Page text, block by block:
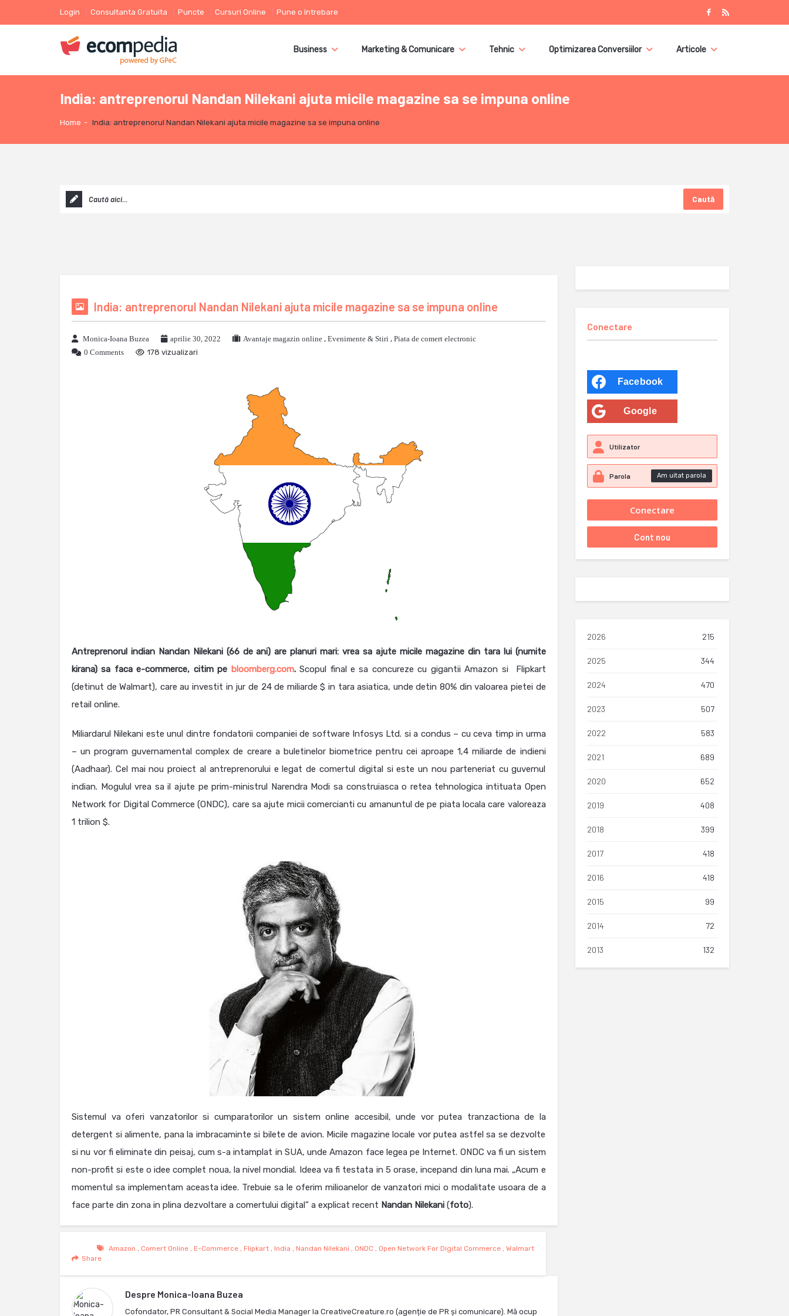
Login Consultanta Gratuita Puncte Cursuri Online Pune o întrebare
Business Marketing & Comunicare Tehnic Optimizarea Conversiilor Articole
India: antreprenorul Nandan Nilekani ajuta micile magazine sa se impuna online
Home - India: antreprenorul Nandan Nilekani ajuta micile magazine sa se impuna online
Caută
India: antreprenorul Nandan Nilekani ajuta micile magazine sa se impuna online
Monica-Ioana Buzea aprilie 30, 2022 Avantaje magazin online , Evenimente & Stiri , Piata de comert electronic
0 Comments
178 vizualizari
Antreprenorul indian Nandan Nilekani (66 de ani) are planuri mari: vrea sa ajute micile magazine din tara lui (numite
kirana) sa faca e-commerce, citim pe bloomberg.com.Scopul final e sa concureze cu gigantii Amazon si Flipkart
(detinut de Walmart), care au investit in jur de 24 de miliarde $ in tara asiatica, unde detin 80% din valoarea pietei de
retail online.
Miliardarul Nilekani este unul dintre fondatorii companiei de software Infosys Ltd. si a condus – cu ceva timp in urma
– un program guvernamental complex de creare a buletinelor biometrice pentru cei aproape 1,4 miliarde de indieni
(Aadhaar). Cel mai nou proiect al antreprenorului e legat de comertul digital si este un nou parteneriat cu guvernul
indian. Mogulul vrea sa il ajute pe prim-ministrul Narendra Modi sa construiasca o retea tehnologica intituata Open
Network for Digital Commerce (ONDC), care sa ajute micii comercianti cu amanuntul de pe piata locala care valoreaza
1 trilion $.
Sistemul va oferi vanzatorilor si cumparatorilor un sistem online accesibil, unde vor putea tranzactiona de la
detergent si alimente, pana la imbracaminte si bilete de avion. Micile magazine locale vor putea astfel sa se dezvolte
si nu vor fi eliminate din peisaj, cum s-a intamplat in SUA, unde Amazon face legea pe Internet. ONDC va fi un sistem
non-profit si este o idee complet noua, la nivel mondial. Ideea va fi testata in 5 orase, incepand din luna mai. „Acum e
momentul sa implementam aceasta idee. Trebuie sa le oferim milioanelor de vanzatori mici o modalitate usoara de a
face parte din zona in plina dezvoltare a comertului digital” a explicat recent Nandan Nilekani (foto).
Amazon , Comert Online, E-Commerce, Flipkart, India , Nandan Nilekani , ONDC, Open Network For Digital Commerce, Walmart
Share
Despre Monica-Ioana Buzea
Cofondator, PR Consultant & Social Media Manager la CreativeCreature.ro (agenție de PR și comunicare). Mă ocup
Conectare
Facebook
Google
Am uitat parola
2026 215
2025 344
2024 470
2023 507
2022 583
2021 689
2020 652
2019 408
2018 399
2017 418
2016 418
2015 99
2014 72
2013 132